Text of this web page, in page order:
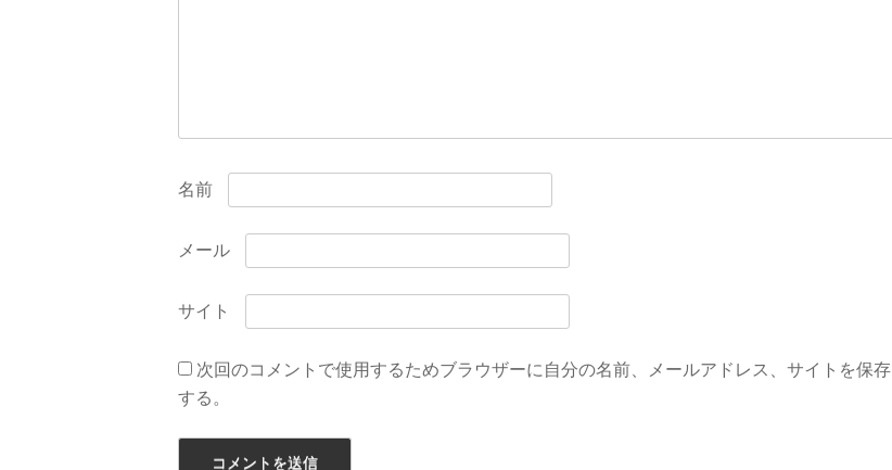
名前
メール
サイト
次回のコメントで使用するためブラウザーに自分の名前、メールアドレス、サイトを保存
する。